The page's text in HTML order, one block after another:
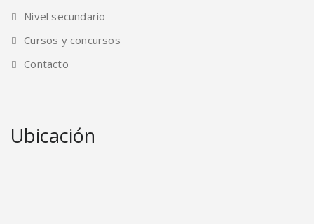
Nivel secundario
Cursos y concursos
Contacto
Ubicación